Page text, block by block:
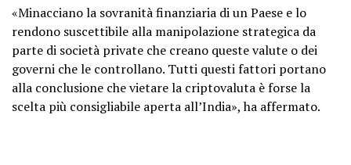
«Minacciano la sovranità finanziaria di un Paese e lo
rendono suscettibile alla manipolazione strategica da
parte di società private che creano queste valute o dei
governi che le controllano. Tutti questi fattori portano
alla conclusione che vietare la criptovaluta è forse la
scelta più consigliabile aperta all’India», ha affermato.